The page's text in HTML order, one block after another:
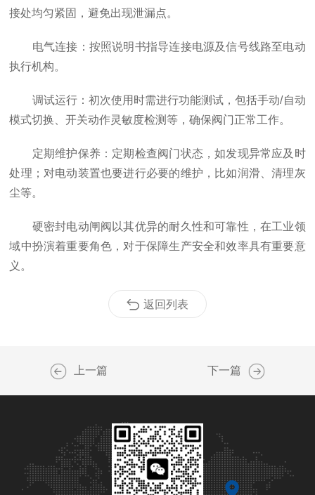
接处均匀紧固，避免出现泄漏点。
电气连接：按照说明书指导连接电源及信号线路至电动
执行机构。
调试运行：初次使用时需进行功能测试，包括手动/自动
模式切换、开关动作灵敏度检测等，确保阀门正常工作。
定期维护保养：定期检查阀门状态，如发现异常应及时
处理；对电动装置也要进行必要的维护，比如润滑、清理灰
尘等。
硬密封电动闸阀以其优异的耐久性和可靠性，在工业领
域中扮演着重要角色，对于保障生产安全和效率具有重要意
义。
返回列表
上一篇 下一篇